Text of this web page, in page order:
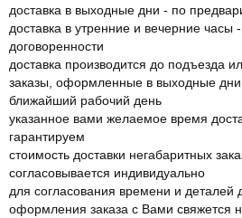
доставка в выходные дни - по
доставка в утренние и вечерние часы
договоренности
доставка производится до подъезда
заказы, оформленные в выходные
ближайший рабочий день
указанное вами желаемое время
гарантируем
стоимость доставки негабаритных
согласовывается индивидуально
для согласования времени и деталей
оформления заказа с Вами свяжется